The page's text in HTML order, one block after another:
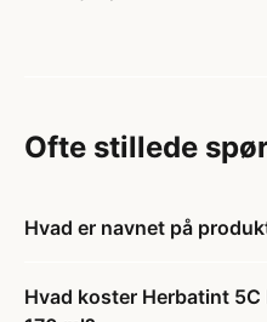
Ofte stillede
Hvad er navnet på
Hvad koster Herbatint